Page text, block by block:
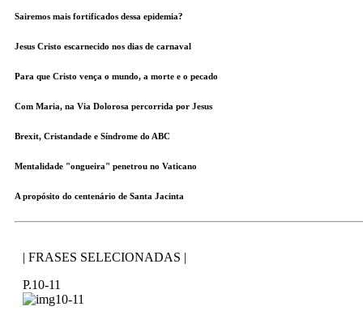
Sairemos mais fortificados dessa epidemia?
Jesus Cristo escarnecido nos dias de carnaval
Para que Cristo vença o mundo, a morte e o pecado
Com Maria, na Via Dolorosa percorrida por Jesus
Brexit, Cristandade e Síndrome do ABC
Mentalidade "ongueira" penetrou no Vaticano
A propósito do centenário de Santa Jacinta
| FRASES SELECIONADAS |
P.10-11